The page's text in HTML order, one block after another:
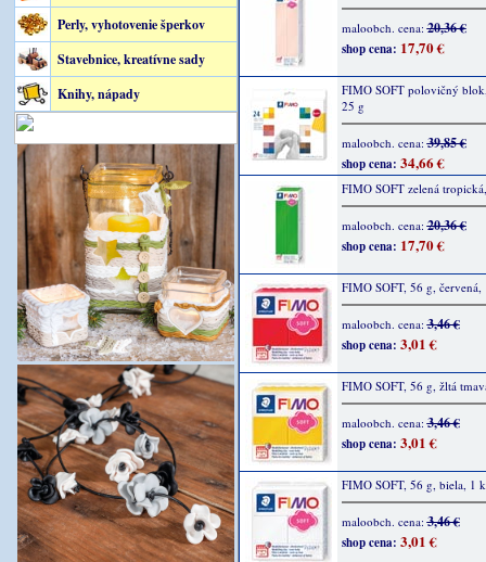
Perly, vyhotovenie šperkov
Stavebnice, kreatívne sady
Knihy, nápady
maloobch. cena:20,36 €
shop cena: 17,70 €
FIMO SOFT polovičný
25 g
maloobch. cena:39,85 €
shop cena: 34,66 €
FIMO SOFT zelená
maloobch. cena:20,36 €
shop cena: 17,70 €
FIMO SOFT, 56 g, červená,
maloobch. cena:3,46 €
shop cena: 3,01 €
FIMO SOFT, 56 g, žltá
maloobch. cena:3,46 €
shop cena: 3,01 €
FIMO SOFT, 56 g, biela, 1
maloobch. cena:3,46 €
shop cena: 3,01 €